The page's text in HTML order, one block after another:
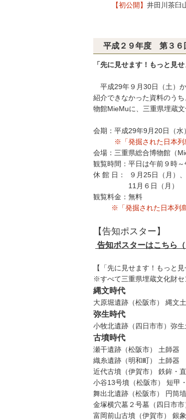
【初公開】 井田川茶臼
平成２９年度 第３６
「先に見せます！もっと見
平成29年９月30日（土）
紹介できなかった資料のう
物館MieMuに、三重県埋蔵
会期：平成29年9月20日（水
※「発掘された日本列
会場：三重県総合博物館（
観覧時間：平日は午前９時
休 館 日： ９月25日（月）
11月６日（月）
観覧料金：無料
※「発掘された日本列
【告知ポスター】
告知ポスターはこちら
【「先に見せます！もっと
※すべて三重県埋蔵文化財セ
縄文時代
大原堀遺跡（松阪市） 縄文
弥生時代
小牧北遺跡（四日市市）弥生
古墳時代
瀬干遺跡（松阪市） 土師器
織糸遺跡（明和町） 土師器
近代古墳（伊賀市） 鉄鉾・
小谷13号墳（松阪市） 短甲
舞出北遺跡（松阪市） 円筒
金塚横穴墓２号墓（四日市
富岡前山古墳（伊賀市） 銀